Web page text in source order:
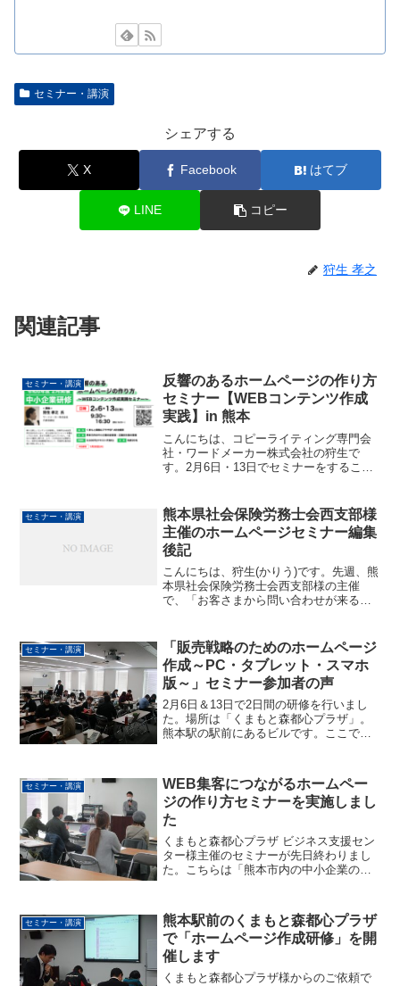
セミナー・講演
シェアする
X Facebook はてブ
LINE コピー
狩生 孝之
関連記事
セミナー・講演
反響のあるホームページの作り方
セミナー【WEBコンテンツ作成
実践】in 熊本
こんにちは、コピーライティング専門会
社・ワードメーカー株式会社の狩生で
す。2月6日・13日でセミナーをすること
づくりについて詳しくお話していきま
す。さらに、お話するだ...
セミナー・講演
熊本県社会保険労務士会西支部様
主催のホームページセミナー編集
後記
こんにちは、狩生(かりう)です。先週、熊
本県社会保険労務士会西支部様の主催
で、「お客さまから問い合わせが来るホ
んなことをお伝えしたかといいます
と・・・
セミナー・講演
「販売戦略のためのホームページ
作成～PC・タブレット・スマホ
版～」セミナー参加者の声
2月6日＆13日で2日間の研修を行いまし
た。場所は「くまもと森都心プラザ」。
熊本駅の駅前にあるビルです。ここでは
登壇させていただくのが、7回目となりま
す。ホームページか...
セミナー・講演
WEB集客につながるホームペー
ジの作り方セミナーを実施しまし
た
くまもと森都心プラザ ビジネス支援セン
ター様主催のセミナーが先日終わりまし
た。こちらは「熊本市内の中小企業の経
ルは、WEBから問い合わせが来るホーム
ページの作り方～売...
セミナー・講演
熊本駅前のくまもと森都心プラザ
で「ホームページ作成研修」を開
催します
くまもと森都心プラザ様からのご依頼で